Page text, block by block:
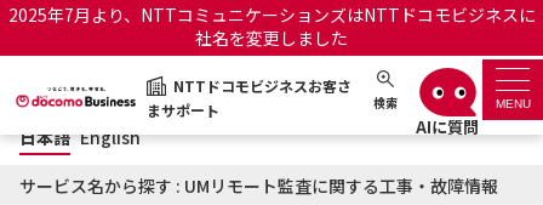
2025年7月より、NTTコミュニケーションズはNTTドコモビジネスに
社名を変更しました
NTTドコモビジネスお客さ
まサポート
検索 MENU
NTTドコモビジネスお客さまサポート 日本語 English
サポートトップ
日本語 English
サービス名から探す : UMリモート監査に関する工事・故障情報